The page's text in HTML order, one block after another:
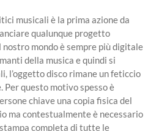
musicali è la prima azione da
qualunque progetto
mondo è sempre più digitale
della musica e quindi si
l’oggetto disco rimane un feticcio
Per questo motivo spesso è
chiave una copia fisica del
ma contestualmente è necessario
completa di tutte le